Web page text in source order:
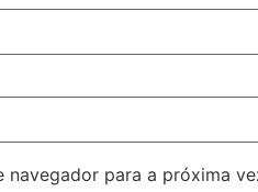
navegador para a próxima